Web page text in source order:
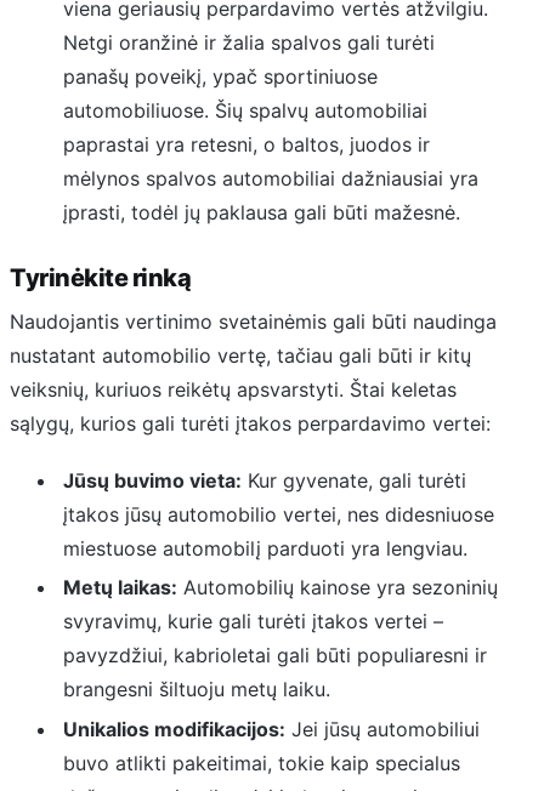
viena geriausių perpardavimo vertės atžvilgiu.
Netgi oranžinė ir žalia spalvos gali turėti
panašų poveikį, ypač sportiniuose
automobiliuose. Šių spalvų automobiliai
paprastai yra retesni, o baltos, juodos ir
mėlynos spalvos automobiliai dažniausiai yra
įprasti, todėl jų paklausa gali būti mažesnė.
Tyrinėkite rinką
Naudojantis vertinimo svetainėmis gali būti naudinga
nustatant automobilio vertę, tačiau gali būti ir kitų
veiksnių, kuriuos reikėtų apsvarstyti. Štai keletas
sąlygų, kurios gali turėti įtakos perpardavimo vertei:
Jūsų buvimo vieta: Kur gyvenate, gali turėti
įtakos jūsų automobilio vertei, nes didesniuose
miestuose automobilį parduoti yra lengviau.
Metų laikas: Automobilių kainose yra sezoninių
svyravimų, kurie gali turėti įtakos vertei –
pavyzdžiui, kabrioletai gali būti populiaresni ir
brangesni šiltuoju metų laiku.
Unikalios modifikacijos: Jei jūsų automobiliui
buvo atlikti pakeitimai, tokie kaip specialus